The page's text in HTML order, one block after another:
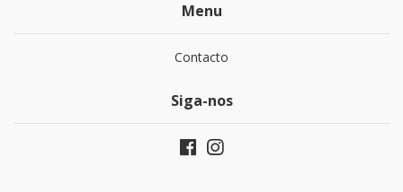
Menu
Contacto
Siga-nos